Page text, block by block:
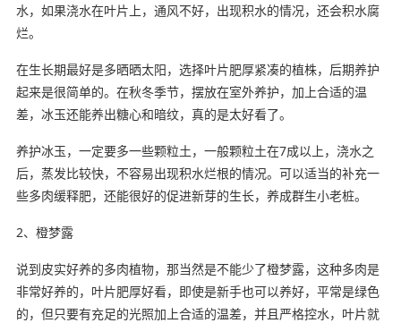
水，如果浇水在叶片上，通风不好，出现积水的情况，还会积水腐
烂。
在生长期最好是多晒晒太阳，选择叶片肥厚紧凑的植株，后期养护
起来是很简单的。在秋冬季节，摆放在室外养护，加上合适的温
差，冰玉还能养出糖心和暗纹，真的是太好看了。
养护冰玉，一定要多一些颗粒土，一般颗粒土在7成以上，浇水之
后，蒸发比较快，不容易出现积水烂根的情况。可以适当的补充一
些多肉缓释肥，还能很好的促进新芽的生长，养成群生小老桩。
2、橙梦露
说到皮实好养的多肉植物，那当然是不能少了橙梦露，这种多肉是
非常好养的，叶片肥厚好看，即使是新手也可以养好，平常是绿色
的，但只要有充足的光照加上合适的温差，并且严格控水，叶片就